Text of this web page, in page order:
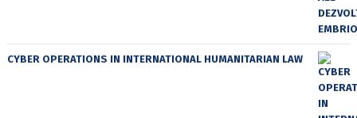
CYBER OPERATIONS IN INTERNATIONAL HUMANITARIAN LAW